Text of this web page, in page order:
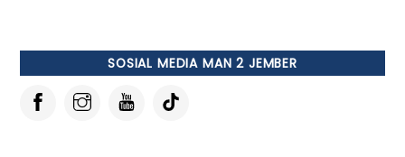
SOSIAL MEDIA MAN 2 JEMBER